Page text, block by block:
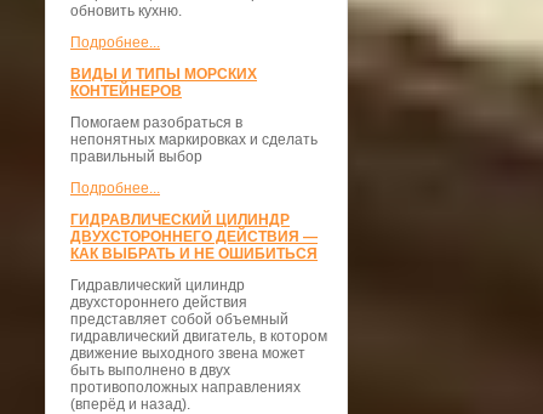
обновить кухню.
Подробнее...
ВИДЫ И ТИПЫ МОРСКИХ
КОНТЕЙНЕРОВ
Помогаем разобраться в
непонятных маркировках и сделать
правильный выбор
Подробнее...
ГИДРАВЛИЧЕСКИЙ ЦИЛИНДР
ДВУХСТОРОННЕГО ДЕЙСТВИЯ —
КАК ВЫБРАТЬ И НЕ ОШИБИТЬСЯ
Гидравлический цилиндр
двухстороннего действия
представляет собой объемный
гидравлический двигатель, в котором
движение выходного звена может
быть выполнено в двух
противоположных направлениях
(вперёд и назад).